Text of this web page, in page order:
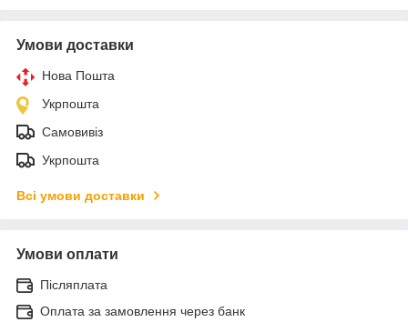
Умови доставки
Нова Пошта
Укрпошта
Самовивіз
Укрпошта
Всі умови доставки
Умови оплати
Післяплата
Оплата за замовлення через банк